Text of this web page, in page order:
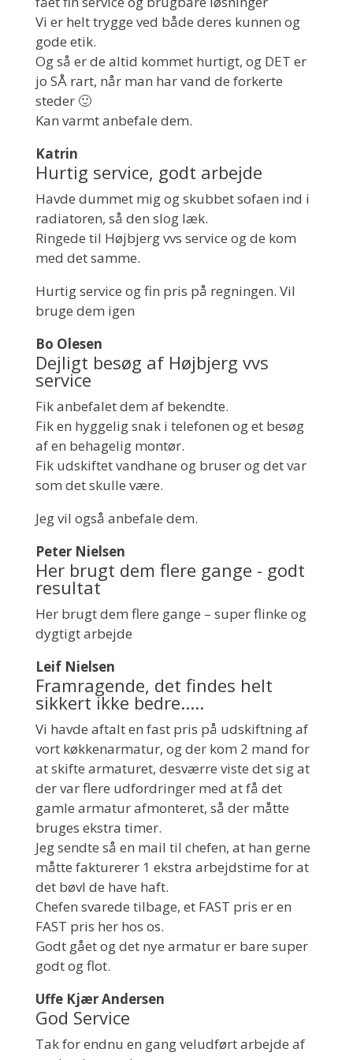
Vi er helt trygge ved både deres kunnen og
gode etik.
Og så er de altid kommet hurtigt, og DET er
jo SÅ rart, når man har vand de forkerte
steder 🙂
Kan varmt anbefale dem.
Katrin
Hurtig service, godt arbejde
Havde dummet mig og skubbet sofaen ind i
radiatoren, så den slog læk.
Ringede til Højbjerg vvs service og de kom
med det samme.
Hurtig service og fin pris på regningen. Vil
bruge dem igen
Bo Olesen
Dejligt besøg af Højbjerg vvs
service
Fik anbefalet dem af bekendte.
Fik en hyggelig snak i telefonen og et besøg
af en behagelig montør.
Fik udskiftet vandhane og bruser og det var
som det skulle være.
Jeg vil også anbefale dem.
Peter Nielsen
Her brugt dem flere gange - godt
resultat
Her brugt dem flere gange – super flinke og
dygtigt arbejde
Leif Nielsen
Framragende, det findes helt
sikkert ikke bedre.....
Vi havde aftalt en fast pris på udskiftning af
vort køkkenarmatur, og der kom 2 mand for
at skifte armaturet, desværre viste det sig at
der var flere udfordringer med at få det
gamle armatur afmonteret, så der måtte
bruges ekstra timer.
Jeg sendte så en mail til chefen, at han gerne
måtte fakturerer 1 ekstra arbejdstime for at
det bøvl de have haft.
Chefen svarede tilbage, et FAST pris er en
FAST pris her hos os.
Godt gået og det nye armatur er bare super
godt og flot.
Uffe Kjær Andersen
God Service
Tak for endnu en gang veludført arbejde af